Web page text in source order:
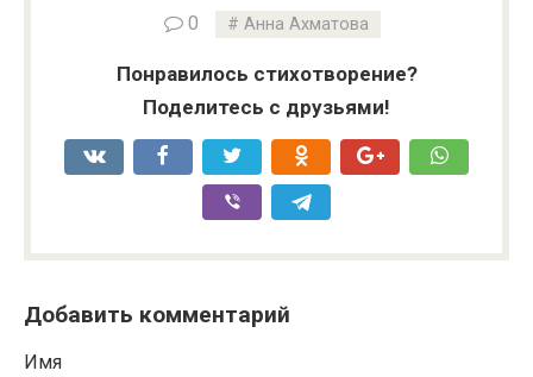
0 Анна Ахматова
Понравилось стихотворение?
Поделитесь с друзьями!
Добавить комментарий
Имя